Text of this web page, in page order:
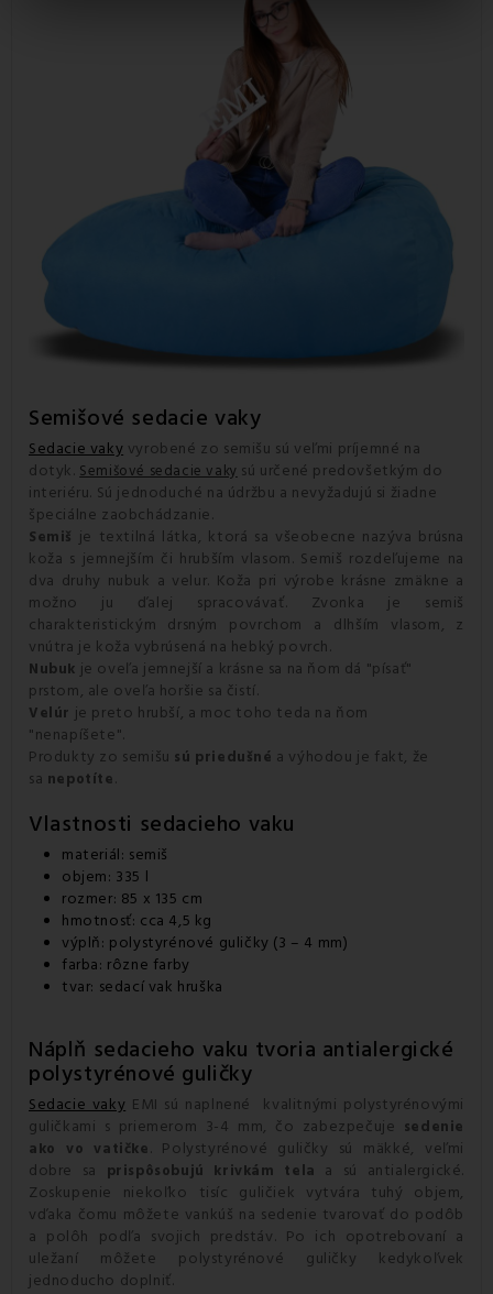
Semišové sedacie vaky
Sedacie vaky vyrobené zo semišu sú veľmi príjemné na
dotyk. Semišové sedacie vaky sú určené predovšetkým do
interiéru. Sú jednoduché na údržbu a nevyžadujú si žiadne
špeciálne zaobchádzanie.
Semiš je textilná látka, ktorá sa všeobecne nazýva brúsna
koža s jemnejším či hrubším vlasom. Semiš rozdeľujeme na
dva druhy nubuk a velur. Koža pri výrobe krásne zmäkne a
možno ju ďalej spracovávať. Zvonka je semiš
charakteristickým drsným povrchom a dlhším vlasom, z
vnútra je koža vybrúsená na hebký povrch.
Nubuk je oveľa jemnejší a krásne sa na ňom dá "písať"
prstom, ale oveľa horšie sa čistí.
Velúr je preto hrubší, a moc toho teda na ňom
"nenapíšete".
Produkty zo semišu sú priedušné a výhodou je fakt, že
sa nepotíte.
Vlastnosti sedacieho vaku
materiál: semiš
objem: 335 l
rozmer: 85 x 135 cm
hmotnosť: cca 4,5 kg
výplň: polystyrénové guličky (3 – 4 mm)
farba: rôzne farby
tvar: sedací vak hruška
Náplň sedacieho vaku tvoria antialergické
polystyrénové guličky
Sedacie vaky EMI sú naplnené kvalitnými polystyrénovými
guličkami s priemerom 3-4 mm, čo zabezpečuje sedenie
ako vo vatičke. Polystyrénové guličky sú mäkké, veľmi
dobre sa
prispôsobujú krivkám tela
a sú antialergické.
Zoskupenie niekoľko tisíc guličiek vytvára tuhý objem,
vďaka čomu môžete vankúš na sedenie tvarovať do podôb
a polôh podľa svojich predstáv. Po ich opotrebovaní a
uležaní môžete polystyrénové guličky kedykoľvek
jednoducho doplniť.